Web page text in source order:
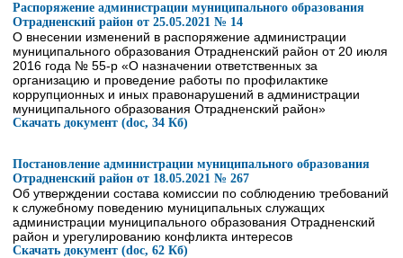
Распоряжение администрации муниципального образования
Отрадненский район от 25.05.2021 № 14
О внесении изменений в распоряжение администрации
муниципального образования Отрадненский район от 20 июля
2016 года № 55-р «О назначении ответственных за
организацию и проведение работы по профилактике
коррупционных и иных правонарушений в администрации
муниципального образования Отрадненский район»
Скачать документ (doc, 34 Кб)
Постановление администрации муниципального образования
Отрадненский район от 18.05.2021 № 267
Об утверждении состава комиссии по соблюдению требований
к служебному поведению муниципальных служащих
администрации муниципального образования Отрадненский
район и урегулированию конфликта интересов
Скачать документ (doc, 62 Кб)